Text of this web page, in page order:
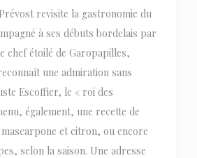
revisite la gastronomie du
à ses débuts bordelais par
chef étoilé de Garopapilles,
une admiration sans
Escoffier, le « roi des
également, une recette de
et citron, ou encore
selon la saison. Une adresse